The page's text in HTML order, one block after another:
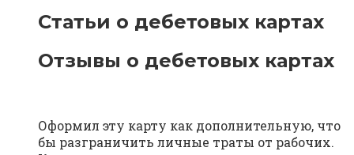
Статьи о дебетовых картах
Отзывы о дебетовых картах
Оформил эту карту как дополнительную, что
бы разграничить личные траты от рабочих.